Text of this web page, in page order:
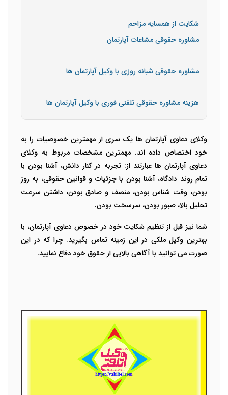
شکایت از همسایه مزاحم
مشاوره حقوقی مشاعات آپارتمان
مشاوره حقوقی شبانه روزی با وکیل آپارتمان ها
هزینه مشاوره حقوقی تلفنی فوری با وکیل آپارتمان ها
وکلای دعاوی آپارتمان ها یک سری از مهمترین خصوصیات را به
خود اختصاص داده اند. مهمترین مشخصات مربوط به وکلای
دعاوی آپارتمان ها عبارتند از: تجربه در کنار دانش، آشنا بودن با
تمام روند دادگاه، آشنا بودن با جزئیات و قوانین حقوقی، به روز
بودن، وقت شناس بودن، منصف و صادق بودن، داشتن سرعت
تحلیل بالا، صبور بودن، سرسخت بودن.
شما نیز قبل از تنظیم شکایت خود در خصوص دعاوی آپارتمان، با
بهترین وکیل ملکی در این زمینه تماس بگیرید. چرا که در این
صورت می توانید با آگاهی بالایی از حقوق خود دفاع نمایید.